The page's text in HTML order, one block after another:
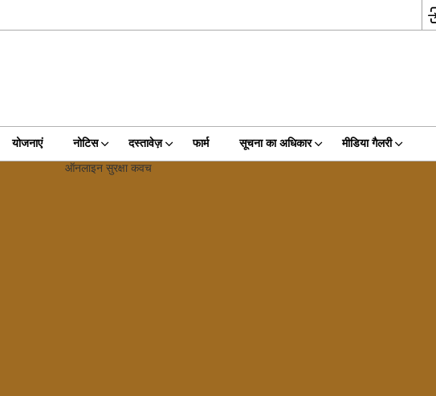
योजनाएं नोटिस दस्तावेज़ फार्म सूचना का अधिकार मीडिया गैलरी